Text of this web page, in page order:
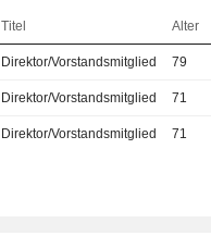
Titel Alter
Direktor/Vorstandsmitglied 79
Direktor/Vorstandsmitglied 71
Direktor/Vorstandsmitglied 71